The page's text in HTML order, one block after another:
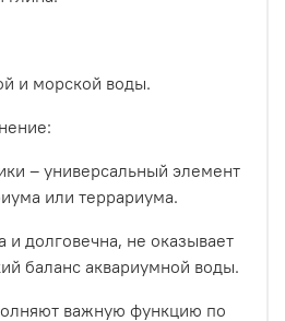
и морской воды.
– универсальный элемент
или террариума.
и долговечна, не оказывает
баланс аквариумной воды.
важную функцию по